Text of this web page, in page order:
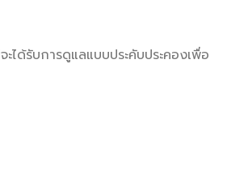
ได้รับการดูแลแบบประคับประคองเพื่อ